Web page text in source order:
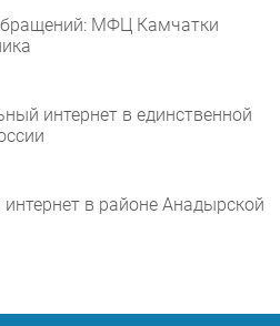
МФЦ Камчатки
интернет в единственной
в районе Анадырской